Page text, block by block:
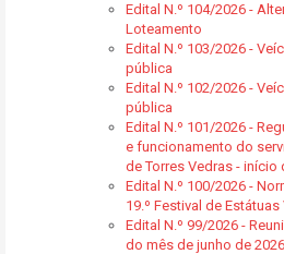
Edital N.º 104/2026 -
Loteamento
Edital N.º 103/2026 -
pública
Edital N.º 102/2026 -
pública
Edital N.º 101/2026 -
e funcionamento do
de Torres Vedras -
Edital N.º 100/2026 -
19.º Festival de
Edital N.º 99/2026 -
do mês de junho de 2026